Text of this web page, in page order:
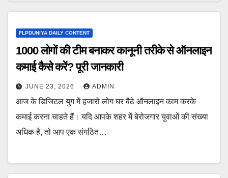
FLPDUNIYA DAILY CONTENT
1000 लोगों की टीम बनाकर कानूनी तरीके से ऑनलाइन
कमाई कैसे करें? पूरी जानकारी
JUNE 23, 2026 ADMIN
आज के डिजिटल युग में हजारों लोग घर बैठे ऑनलाइन काम करके
कमाई करना चाहते हैं। यदि आपके शहर में बेरोजगार युवाओं की संख्या
अधिक है, तो आप एक संगठित…